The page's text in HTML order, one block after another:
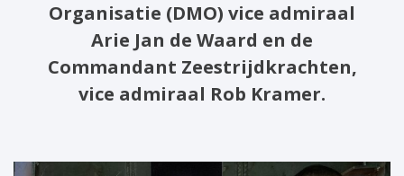
Organisatie (DMO) vice admiraal
Arie Jan de Waard en de
Commandant Zeestrijdkrachten,
vice admiraal Rob Kramer.